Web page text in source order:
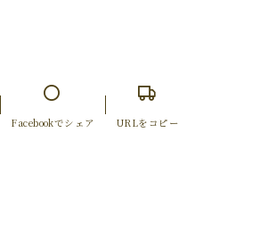
Facebookでシェア URLをコピー